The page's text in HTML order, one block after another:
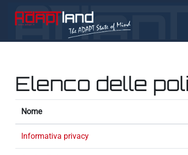
Elenco delle
Nome
Informativa privacy